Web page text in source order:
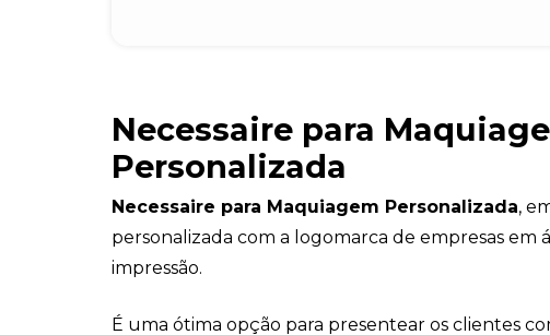
Necessaire para
Personalizada
Necessaire para Maquiagem Personalizada,
personalizada com a logomarca de empresas em
impressão.
É uma ótima opção para presentear os clientes